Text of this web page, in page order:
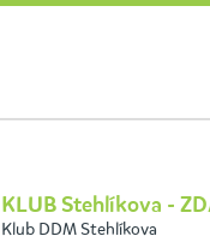
KLUB Stehlíkova -
Klub DDM Stehlíkova